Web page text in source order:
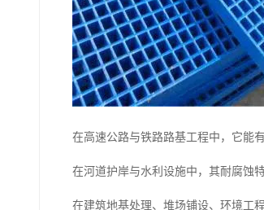
在高速公路与铁路路基工程中，它能
在河道护岸与水利设施中，其耐腐蚀
在建筑地基处理、堆场铺设、环境工